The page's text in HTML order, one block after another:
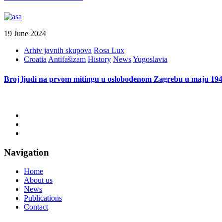
19 June 2024
Arhiv javnih skupova Rosa Lux
Croatia Antifašizam History NewsYugoslavia
Broj ljudi na prvom mitingu u oslobođenom Zagrebu u maju
Navigation
Home
About us
News
Publications
Contact